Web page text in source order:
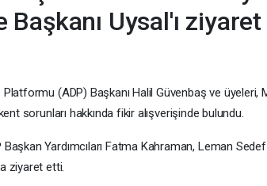
Başkanı Uysal'ı
(ADP) Başkanı Halil Güvenbaş ve üyeleri,
sorunları hakkında fikir alışverişinde bulundu.
Yardımcıları Fatma Kahraman, Leman Sedef
ziyaret etti.